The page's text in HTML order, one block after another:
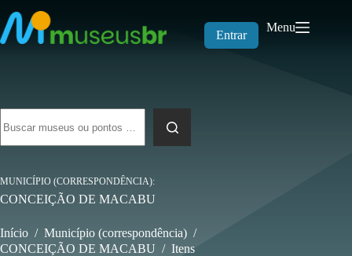
para
o
conteúdo
Entrar
Menu
resultados
MUNICÍPIO (CORRESPONDÊNCIA)
CONCEIÇÃO DE MACABU
Início / Município (correspondência) /
CONCEIÇÃO DE MACABU / Itens